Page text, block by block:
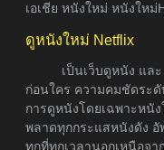
เอเชีย หนังใหม่ หนังใหม่
ดูหนังใหม่ Netflix
เป็นเว็บดูหนัง แล
ก่อนใคร ความคมชัดระ
การดูหนังโดยเฉพาะหนั
พลาดทุกกระแสหนังดัง อั
ทุกที่ทุกเวลานอกเหนือจ